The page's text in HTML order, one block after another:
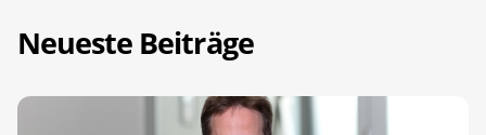
Neueste Beiträge